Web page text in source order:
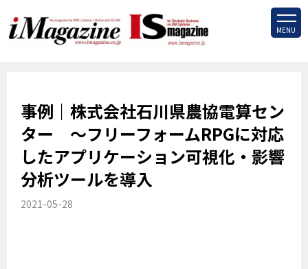
MENU
事例｜株式会社石川県農協電算セン
ター ～フリーフォームRPGに対応
したアプリケーション可視化・影響
分析ツールを導入
2021-05-28